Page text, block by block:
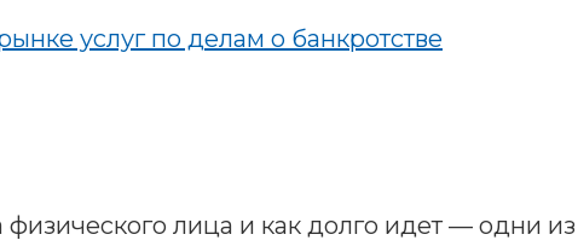
услуг по делам о банкротстве
физического лица и как долго идет — одни из